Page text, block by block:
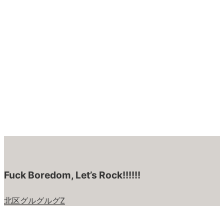
Fuck Boredom, Let’s Rock!!!!!!
北区グルグルグZ